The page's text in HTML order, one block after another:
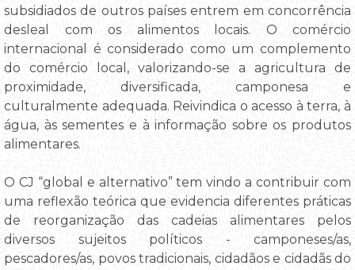
subsidiados de outros países entrem em concorrência
desleal com os alimentos locais. O comércio
internacional é considerado como um complemento
do comércio local, valorizando-se a agricultura de
proximidade, diversificada, camponesa e
culturalmente adequada. Reivindica o acesso à terra, à
água, às sementes e à informação sobre os produtos
alimentares.
O CJ “global e alternativo” tem vindo a contribuir com
uma reflexão teórica que evidencia diferentes práticas
de reorganização das cadeias alimentares pelos
diversos sujeitos políticos - camponeses/as,
pescadores/as, povos tradicionais, cidadãos e cidadãs do